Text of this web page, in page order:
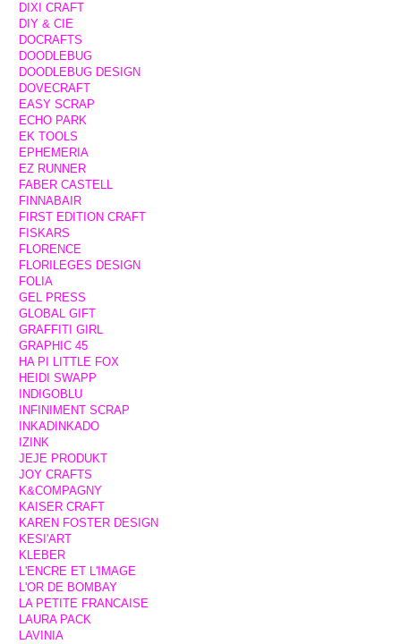
DIXI CRAFT
DIY & CIE
DOCRAFTS
DOODLEBUG
DOODLEBUG DESIGN
DOVECRAFT
EASY SCRAP
ECHO PARK
EK TOOLS
EPHEMERIA
EZ RUNNER
FABER CASTELL
FINNABAIR
FIRST EDITION CRAFT
FISKARS
FLORENCE
FLORILEGES DESIGN
FOLIA
GEL PRESS
GLOBAL GIFT
GRAFFITI GIRL
GRAPHIC 45
HA PI LITTLE FOX
HEIDI SWAPP
INDIGOBLU
INFINIMENT SCRAP
INKADINKADO
IZINK
JEJE PRODUKT
JOY CRAFTS
K&COMPAGNY
KAISER CRAFT
KAREN FOSTER DESIGN
KESI'ART
KLEBER
L'ENCRE ET L'IMAGE
L'OR DE BOMBAY
LA PETITE FRANCAISE
LAURA PACK
LAVINIA